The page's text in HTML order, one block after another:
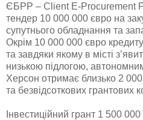
ЄБРР – Client E-Procurement
тендер 10 000 000 євро на
супутнього обладнання та
Окрім 10 000 000 євро
та завдяки якому в місті
низькою підлогою,
Херсон отримає близько 2
та безвідсоткових грантових
Інвестиційний грант 1 500